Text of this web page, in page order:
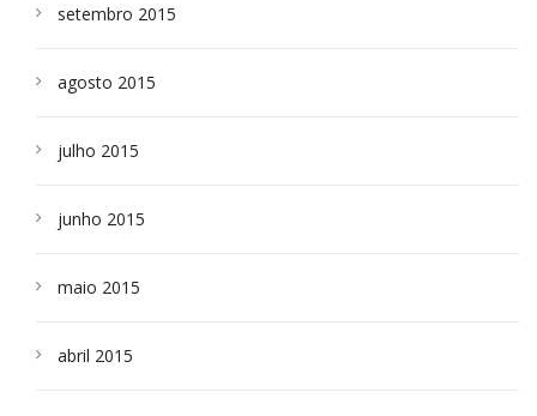
setembro 2015
agosto 2015
julho 2015
junho 2015
maio 2015
abril 2015